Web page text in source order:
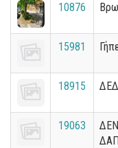
10876
15981
18915
19063